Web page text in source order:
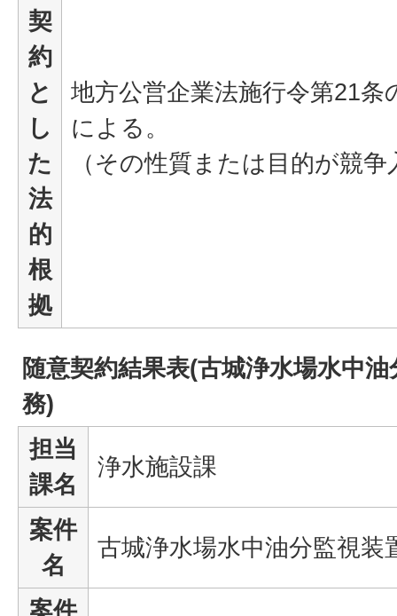
契
約
と
し
た
法
的
根
拠
地方公営企業法施行令第21条
による。
（その性質または目的が競
随意契約結果表(古城浄水場水中
務)
担当
課名
浄水施設課
案件
名
古城浄水場水中油分監視装
案件